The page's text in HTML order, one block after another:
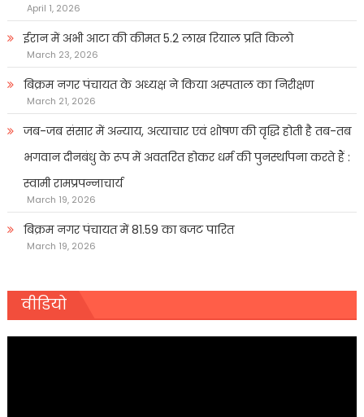
April 1, 2026
ईरान में अभी आटा की कीमत 5.2 लाख रियाल प्रति किलो
March 23, 2026
बिक्रम नगर पंचायत के अध्यक्ष ने किया अस्पताल का निरीक्षण
March 21, 2026
जब-जब संसार में अन्याय, अत्याचार एवं शोषण की वृद्धि होती है तब-तब
भगवान दीनबंधु के रूप में अवतरित होकर धर्म की पुनर्स्थापना करते हैं :
स्वामी रामप्रपन्नाचार्य
March 19, 2026
बिक्रम नगर पंचायत में 81.59 का बजट पारित
March 19, 2026
वीडियो